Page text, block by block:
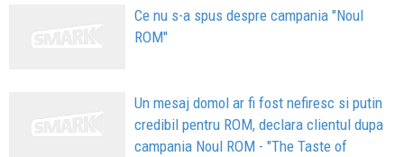
Ce nu s-a spus despre campania "Noul
ROM"
Un mesaj domol ar fi fost nefiresc si putin
credibil pentru ROM, declara clientul dupa
campania Noul ROM - "The Taste of